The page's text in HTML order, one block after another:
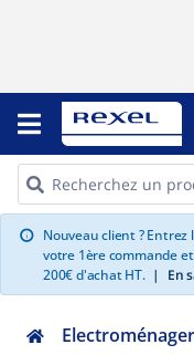
info Nouveau client ? Entrez
votre 1ère commande
200€ d'achat HT. | En